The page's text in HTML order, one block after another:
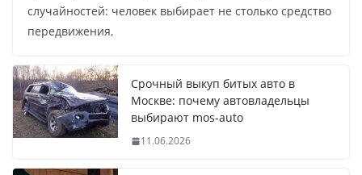
случайностей: человек выбирает не столько средство
передвижения,
Срочный выкуп битых авто в
Москве: почему автовладельцы
выбирают mos-auto
11.06.2026